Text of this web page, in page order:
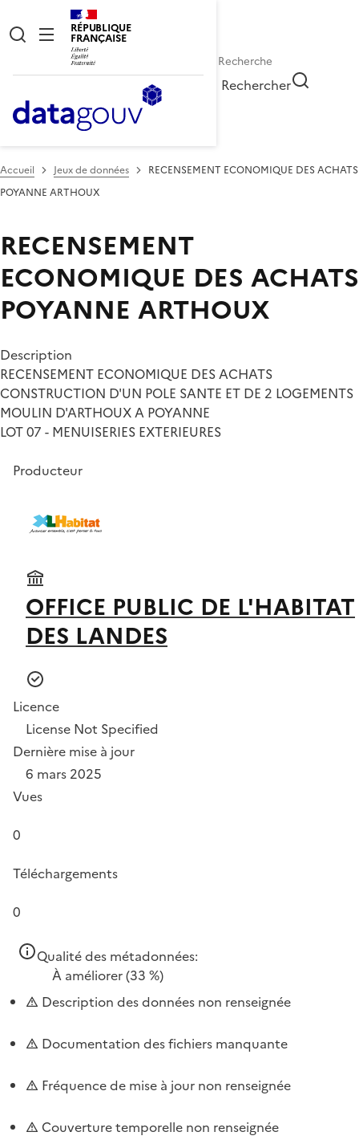
RÉPUBLIQUE
FRANÇAISE
Rechercher
Accueil Jeux de données
RECENSEMENT ECONOMIQUE DES ACHATS
POYANNE ARTHOUX
RECENSEMENT
ECONOMIQUE DES ACHATS
POYANNE ARTHOUX
Description
RECENSEMENT ECONOMIQUE DES ACHATS
CONSTRUCTION D'UN POLE SANTE ET DE 2 LOGEMENTS
MOULIN D'ARTHOUX A POYANNE
LOT 07 - MENUISERIES EXTERIEURES
Producteur
OFFICE PUBLIC DE L'HABITAT
DES LANDES
Licence
License Not Specified
Dernière mise à jour
6 mars 2025
Vues
0
Téléchargements
0
Qualité des métadonnées:
À améliorer(33 %)
Description des données non renseignée
Documentation des fichiers manquante
Fréquence de mise à jour non renseignée
Couverture temporelle non renseignée